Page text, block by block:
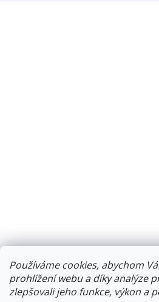
Používáme cookies, abychom
prohlížení webu a díky analýze
zlepšovali jeho funkce, výkon a